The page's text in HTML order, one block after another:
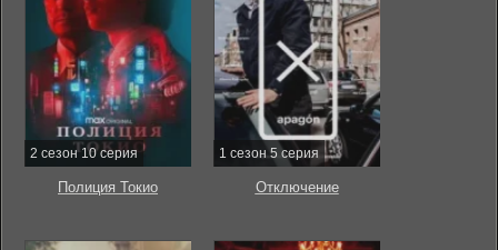
2 сезон 10 серия
Полиция Токио
1 сезон 5 серия
Отключение